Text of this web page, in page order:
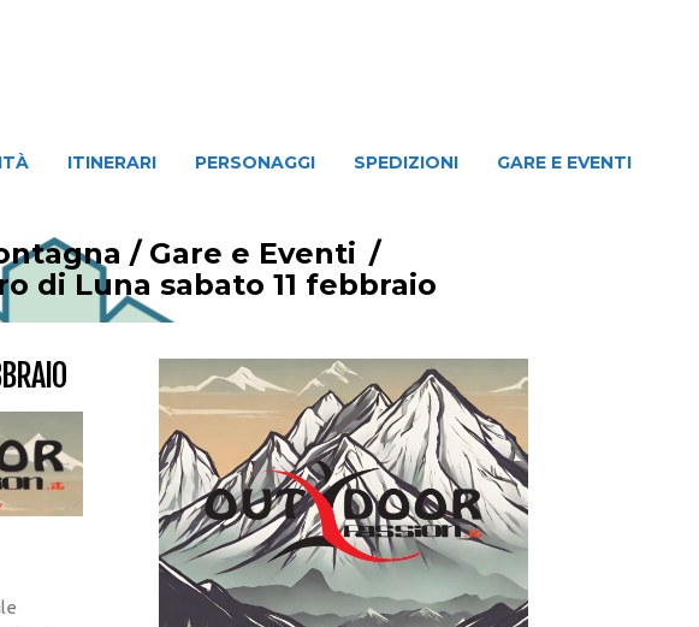
ITINERARI PERSONAGGI SPEDIZIONI GARE E EVENTI
/ Gare e Eventi /
di Luna sabato 11 febbraio